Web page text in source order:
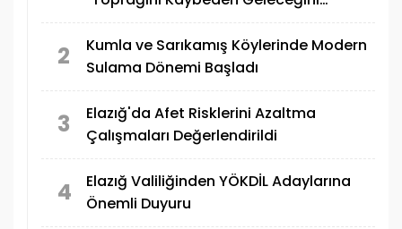
2
Kumla ve Sarıkamış Köylerinde Modern
Sulama Dönemi Başladı
3
Elazığ'da Afet Risklerini Azaltma
Çalışmaları Değerlendirildi
4
Elazığ Valiliğinden YÖKDİL Adaylarına
Önemli Duyuru